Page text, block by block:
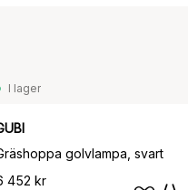
I lager
golvlampa, svart
452 kr